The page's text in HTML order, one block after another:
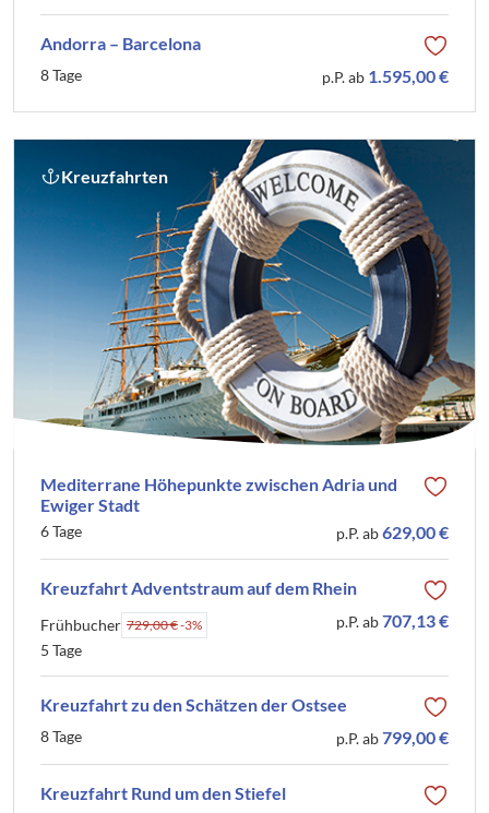
Andorra – Barcelona
8 Tage p.P. ab 1.595,00 €
Kreuzfahrten
Mediterrane Höhepunkte zwischen Adria und
Ewiger Stadt
6 Tage p.P. ab629,00 €
Kreuzfahrt Adventstraum auf dem Rhein
Frühbucher 729,00 €-3%
5 Tage
p.P. ab707,13 €
Kreuzfahrt zu den Schätzen der Ostsee
8 Tage p.P. ab799,00 €
Kreuzfahrt Rund um den Stiefel